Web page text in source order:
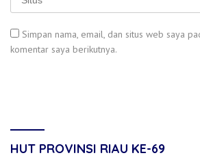
Simpan nama, email, dan situs web saya
komentar saya berikutnya.
HUT PROVINSI RIAU KE-69